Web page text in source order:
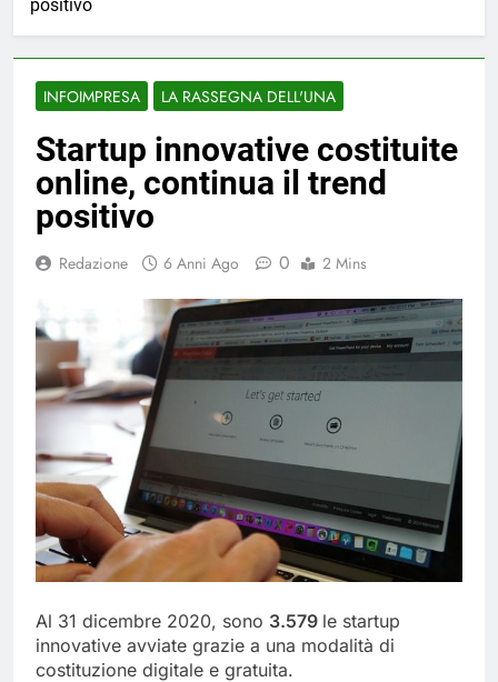
positivo
INFOIMPRESA LA RASSEGNA DELL'UNA
Startup innovative costituite
online, continua il trend
positivo
Redazione 6 Anni Ago 0 2 Mins
Al 31 dicembre 2020, sono 3.579 le startup
innovative avviate grazie a una modalità di
costituzione digitale e gratuita.